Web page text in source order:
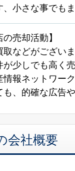
小さな事でも
売却活動】
などがございま
少しでも高く
報ネットワーク
、的確な広告
会社概要